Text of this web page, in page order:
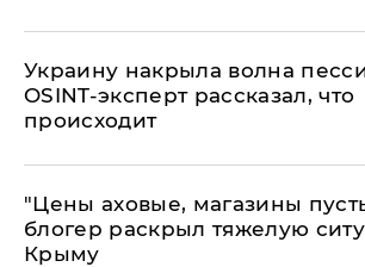
​Украину накрыла волна
OSINT-эксперт рассказал, что
происходит
​"Цены аховые, магазины
блогер раскрыл тяжелую
Крыму